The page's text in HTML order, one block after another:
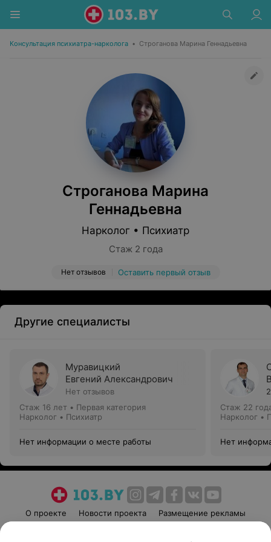
Консультация психиатра-нарколога • Строганова Марина Геннадьевна
Строганова Марина
Геннадьевна
Нарколог • Психиатр
Стаж 2 года
Нет отзывов Оставить первый отзыв
Другие специалисты
Муравицкий
Евгений Александрович
Нет отзывов
Стаж 16 лет • Первая категория
Нарколог • Психиатр
Нет информации о месте работы
Стаж 22
Нарколог •
Нет
О проекте Новости проекта
Размещение рекламы